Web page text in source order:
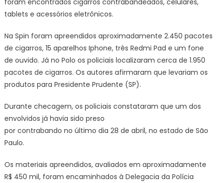
tablets e acessórios eletrônicos.
Na Spin foram apreendidos aproximadamente 2.450 pacotes
de cigarros, 15 aparelhos Iphone, três Redmi Pad e um fone
de ouvido. Já no Polo os policiais localizaram cerca de 1.950
pacotes de cigarros. Os autores afirmaram que levariam os
produtos para Presidente Prudente (SP).
Durante checagem, os policiais constataram que um dos
envolvidos já havia sido preso
por contrabando no último dia 28 de abril, no estado de São
Paulo.
Os materiais apreendidos, avaliados em aproximadamente
R$ 450 mil, foram encaminhados à Delegacia da Polícia